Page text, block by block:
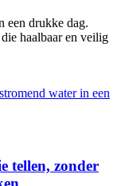
een drukke dag.
haalbaar en veilig
tellen, zonder